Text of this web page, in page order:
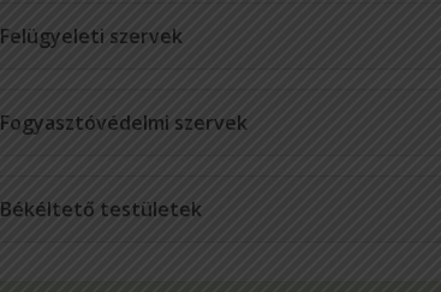
Felügyeleti szervek
Fogyasztóvédelmi szervek
Békéltető testületek